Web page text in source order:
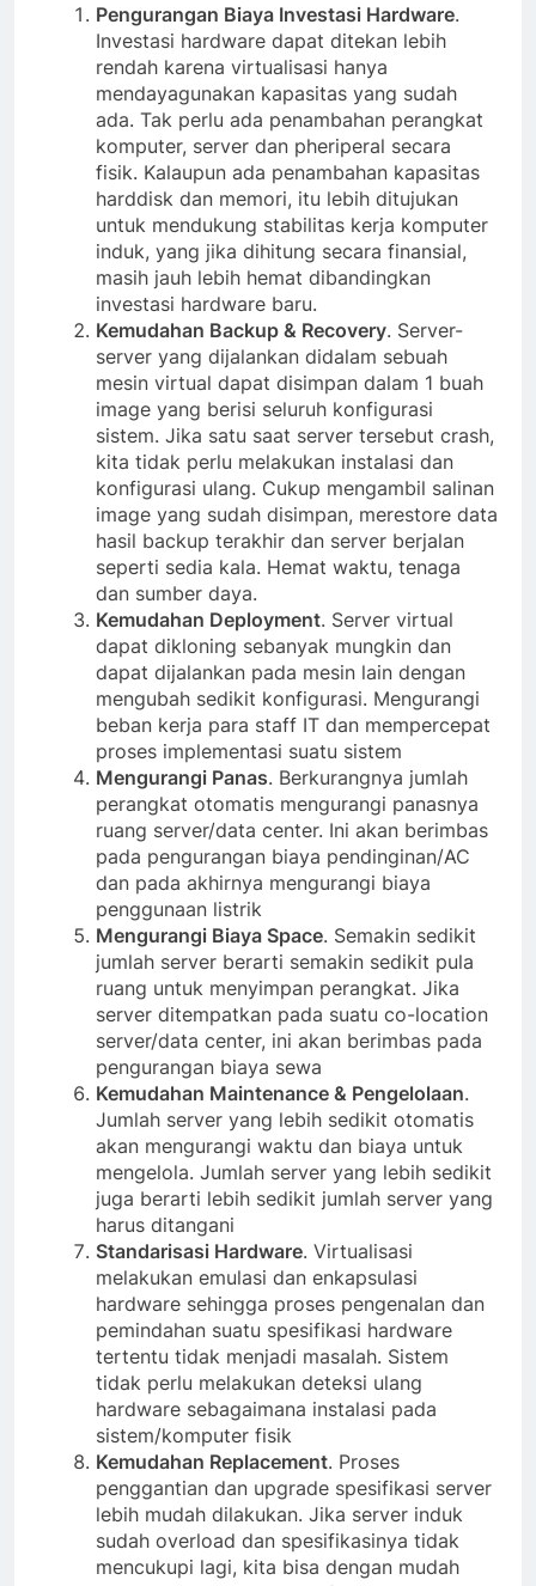
Pengurangan Biaya Investasi Hardware.
Investasi hardware dapat ditekan lebih
rendah karena virtualisasi hanya
mendayagunakan kapasitas yang sudah
ada. Tak perlu ada penambahan perangkat
komputer, server dan pheriperal secara
fisik. Kalaupun ada penambahan kapasitas
harddisk dan memori, itu lebih ditujukan
untuk mendukung stabilitas kerja komputer
induk, yang jika dihitung secara finansial,
masih jauh lebih hemat dibandingkan
investasi hardware baru.
Kemudahan Backup & Recovery. Server-
server yang dijalankan didalam sebuah
mesin virtual dapat disimpan dalam 1 buah
image yang berisi seluruh konfigurasi
sistem. Jika satu saat server tersebut crash,
kita tidak perlu melakukan instalasi dan
konfigurasi ulang. Cukup mengambil salinan
image yang sudah disimpan, merestore data
hasil backup terakhir dan server berjalan
seperti sedia kala. Hemat waktu, tenaga
dan sumber daya.
Kemudahan Deployment. Server virtual
dapat dikloning sebanyak mungkin dan
dapat dijalankan pada mesin lain dengan
mengubah sedikit konfigurasi. Mengurangi
beban kerja para staff IT dan mempercepat
proses implementasi suatu sistem
Mengurangi Panas. Berkurangnya jumlah
perangkat otomatis mengurangi panasnya
ruang server/data center. Ini akan berimbas
pada pengurangan biaya pendinginan/AC
dan pada akhirnya mengurangi biaya
penggunaan listrik
Mengurangi Biaya Space. Semakin sedikit
jumlah server berarti semakin sedikit pula
ruang untuk menyimpan perangkat. Jika
server ditempatkan pada suatu co-location
server/data center, ini akan berimbas pada
pengurangan biaya sewa
Kemudahan Maintenance & Pengelolaan.
Jumlah server yang lebih sedikit otomatis
akan mengurangi waktu dan biaya untuk
mengelola. Jumlah server yang lebih sedikit
juga berarti lebih sedikit jumlah server yang
harus ditangani
Standarisasi Hardware. Virtualisasi
melakukan emulasi dan enkapsulasi
hardware sehingga proses pengenalan dan
pemindahan suatu spesifikasi hardware
tertentu tidak menjadi masalah. Sistem
tidak perlu melakukan deteksi ulang
hardware sebagaimana instalasi pada
sistem/komputer fisik
Kemudahan Replacement. Proses
penggantian dan upgrade spesifikasi server
lebih mudah dilakukan. Jika server induk
sudah overload dan spesifikasinya tidak
mencukupi lagi, kita bisa dengan mudah